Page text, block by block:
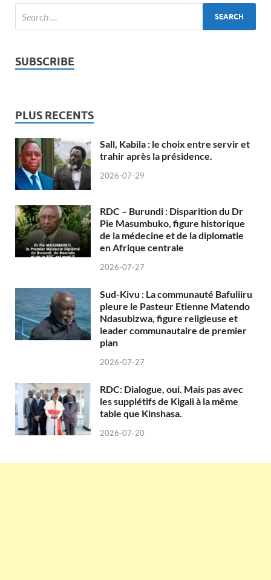
SUBSCRIBE
PLUS RECENTS
Sall, Kabila : le choix entre servir et
trahir après la présidence.
2026-07-29
RDC – Burundi : Disparition du Dr
Pie Masumbuko, figure historique
de la médecine et de la diplomatie
en Afrique centrale
2026-07-27
Sud-Kivu : La communauté Bafuliiru
pleure le Pasteur Etienne Matendo
Ndasubizwa, figure religieuse et
leader communautaire de premier
plan
2026-07-27
RDC: Dialogue, oui. Mais pas avec
les supplétifs de Kigali à la même
table que Kinshasa.
2026-07-20